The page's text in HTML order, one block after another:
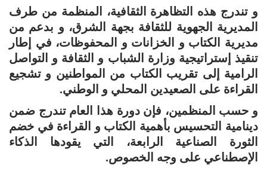
و تندرج هذه التظاهرة الثقافية، المنظمة من طرف
المديرية الجهوية للثقافة بجهة الشرق، و بدعم من
مديرية الكتاب و الخزانات و المحفوظات، في إطار
تنقيذ إستراتيجية وزارة الشباب و الثقافة و التواصل
الرامية إلى تقريب الكتاب من المواطنين و تشجيع
القراءة على الصعيدين المحلي و الوطني.
و حسب المنظمين، فإن دورة هذا العام تندرج ضمن
دينامية التحسيس بأهمية الكتاب و القراءة في خضم
الثورة الصناعية الرابعة، التي يقودها الذكاء
الإصطناعي على وجه الخصوص.